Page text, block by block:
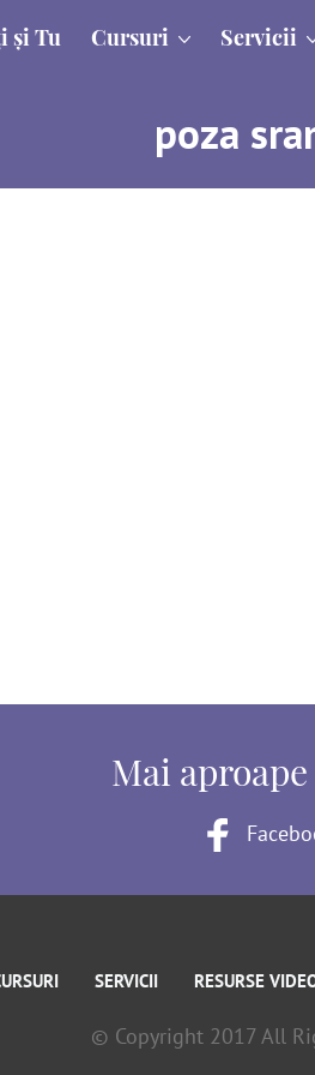
și Tu Cursuri Servicii
poza
Mai
SERVICII RESURSE
© Copyright 2017 All